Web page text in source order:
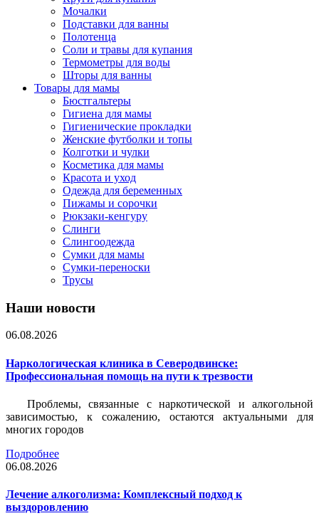
Мочалки
Подставки для ванны
Полотенца
Соли и травы для купания
Термометры для воды
Шторы для ванны
Товары для мамы
Бюстгальтеры
Гигиена для мамы
Гигиенические прокладки
Женские футболки и топы
Колготки и чулки
Косметика для мамы
Красота и уход
Одежда для беременных
Пижамы и сорочки
Рюкзаки-кенгуру
Слинги
Слингоодежда
Сумки для мамы
Сумки-переноски
Трусы
Наши новости
06.08.2026
Наркологическая клиника в Северодвинске:
Профессиональная помощь на пути к трезвости
Проблемы, связанные с наркотической и алкогольной
зависимостью, к сожалению, остаются актуальными для
многих городов
Подробнее
06.08.2026
Лечение алкоголизма: Комплексный подход к
выздоровлению